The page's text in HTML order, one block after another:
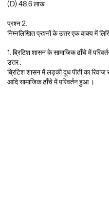
(D) 48.6 लाख
प्रश्न 2.
निम्नलिखित प्रश्नों के उत्तर एक वाक्य में
1. ब्रिटिश शासन के सामाजिक ढाँचे में
उत्तर :
ब्रिटिश शासन में लड़की दूध पीती का रिवाज
आदि सामाजिक ढाँचे में परिवर्तन हुआ ।